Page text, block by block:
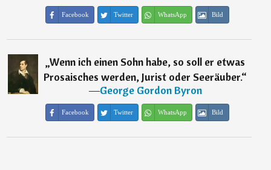
Facebook Twitter WhatsApp Bild
„Wenn ich einen Sohn habe, so soll er etwas
Prosaisches werden, Jurist oder Seeräuber.“
―George Gordon Byron
Facebook Twitter WhatsApp Bild